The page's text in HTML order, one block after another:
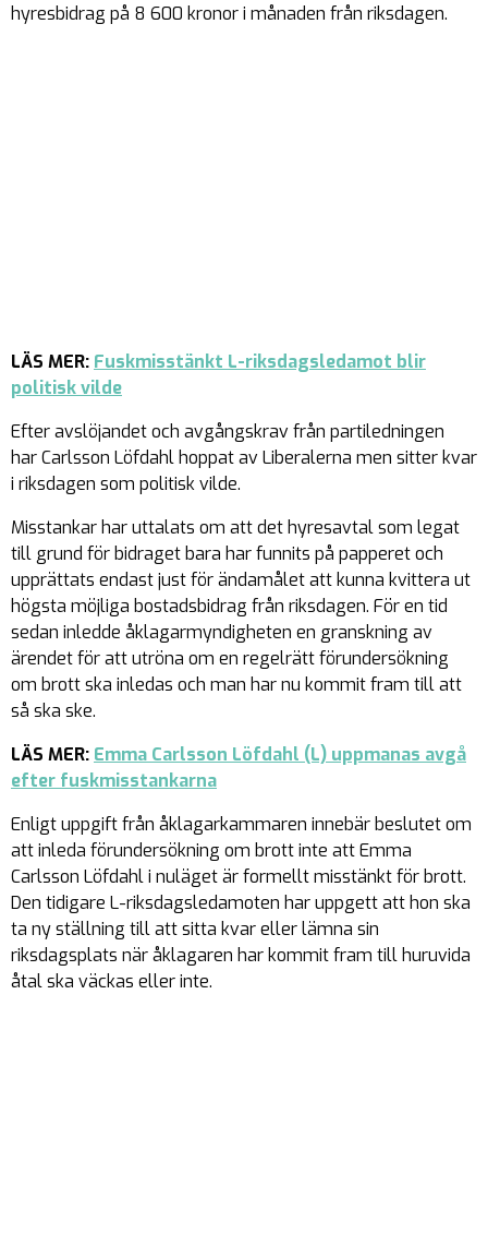
hyresbidrag på 8 600 kronor i månaden från riksdagen.
LÄS MER: Fuskmisstänkt L-riksdagsledamot blir
politisk vilde
Efter avslöjandet och avgångskrav från partiledningen
har Carlsson Löfdahl hoppat av Liberalerna men sitter kvar
i riksdagen som politisk vilde.
Misstankar har uttalats om att det hyresavtal som legat
till grund för bidraget bara har funnits på papperet och
upprättats endast just för ändamålet att kunna kvittera ut
högsta möjliga bostadsbidrag från riksdagen. För en tid
sedan inledde åklagarmyndigheten en granskning av
ärendet för att utröna om en regelrätt förundersökning
om brott ska inledas och man har nu kommit fram till att
så ska ske.
LÄS MER: Emma Carlsson Löfdahl (L) uppmanas avgå
efter fuskmisstankarna
Enligt uppgift från åklagarkammaren innebär beslutet om
att inleda förundersökning om brott inte att Emma
Carlsson Löfdahl i nuläget är formellt misstänkt för brott.
Den tidigare L-riksdagsledamoten har uppgett att hon ska
ta ny ställning till att sitta kvar eller lämna sin
riksdagsplats när åklagaren har kommit fram till huruvida
åtal ska väckas eller inte.